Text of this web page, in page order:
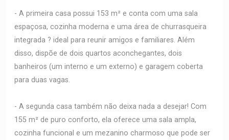
- A primeira casa possui 153 m² e conta com uma sala
espaçosa, cozinha moderna e uma área de churrasqueira
integrada ? ideal para reunir amigos e familiares. Além
disso, dispõe de dois quartos aconchegantes, dois
banheiros (um interno e um externo) e garagem coberta
para duas vagas.
- A segunda casa também não deixa nada a desejar! Com
155 m² de puro conforto, ela oferece uma sala ampla,
cozinha funcional e um mezanino charmoso que pode ser